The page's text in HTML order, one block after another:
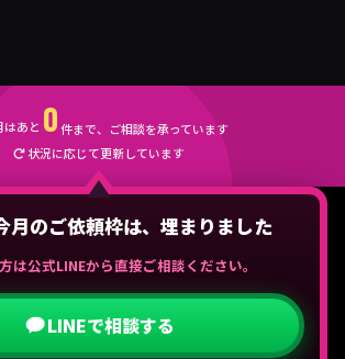
あと 0件まで、ご相談を承っています
状況に応じて更新しています
月のご依頼枠は、埋まりました
は公式LINEから直接ご相談ください。
LINEで相談する